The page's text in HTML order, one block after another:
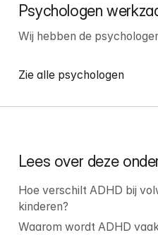
Psychologen
Wij hebben de
Zie alle psychologen
Lees over deze
Hoe verschilt ADHD bij
kinderen?
Waarom wordt ADHD